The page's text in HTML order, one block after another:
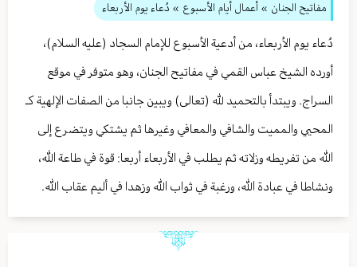
مفاتيح الجنان » أعمال أيام الأسبوع » دُعاء يوم الأربعاء
دُعاء يوم الأربعاء، من أدعية الأسبوع للإمام السجاد (عليه السلام)،
أورده الشيخ عباس القمي في مفاتيح الجنان، وهو متوفر في موقع
السراج. ويبتدأ بالتحميد لله (تعالى) ويبين جانبا من الصفات الإلهية كـ
المحيي والمميت والشافي والمعافي وغيرها ثم يشتكي ويتضرع إلى
الله من تفريطه وزلاته ثم يطلب في الأربعاء أربعا: قوة في طاعة الله،
ونشاطا في عبادة الله، ورغبة في ثواب الله وزهدا في أليم عقاب الله.